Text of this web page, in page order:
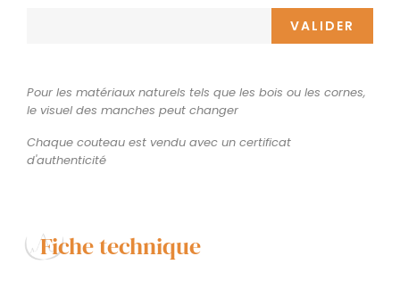
VALIDER
Pour les matériaux naturels tels que les bois ou les cornes,
le visuel des manches peut changer
Chaque couteau est vendu avec un certificat
d'authenticité
Fiche technique